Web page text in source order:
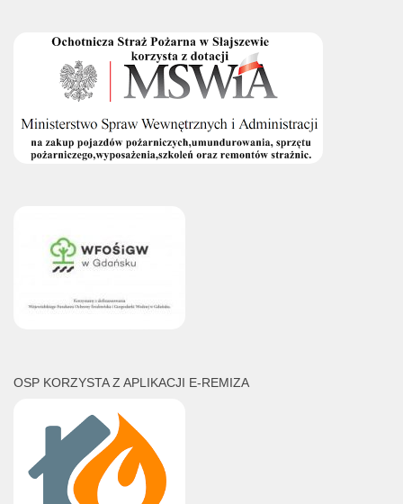
OSP KORZYSTA Z APLIKACJI E-REMIZA